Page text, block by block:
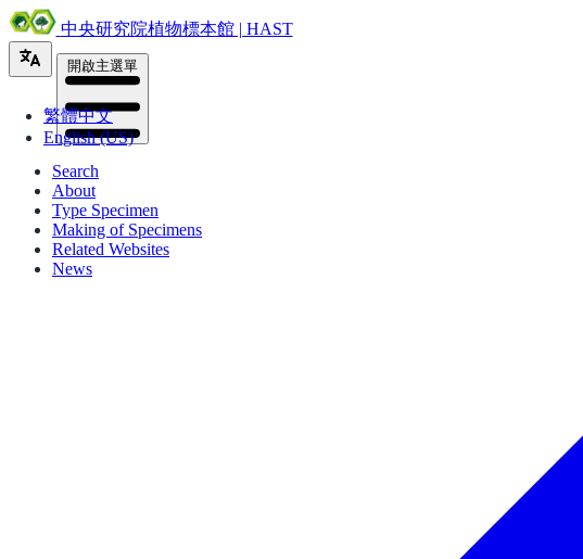
中央研究院植物標本館 | HAST
繁體中文
English (US)
開啟主選單
Search
About
Type Specimen
Making of Specimens
Related Websites
News